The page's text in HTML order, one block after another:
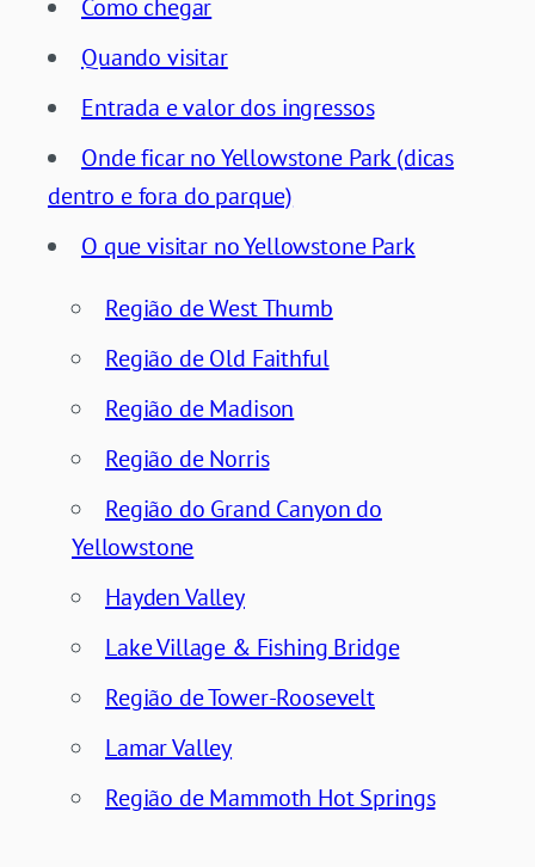
Como chegar
Quando visitar
Entrada e valor dos ingressos
Onde ficar no Yellowstone Park (dicas
dentro e fora do parque)
O que visitar no Yellowstone Park
Região de West Thumb
Região de Old Faithful
Região de Madison
Região de Norris
Região do Grand Canyon do
Yellowstone
Hayden Valley
Lake Village & Fishing Bridge
Região de Tower-Roosevelt
Lamar Valley
Região de Mammoth Hot Springs